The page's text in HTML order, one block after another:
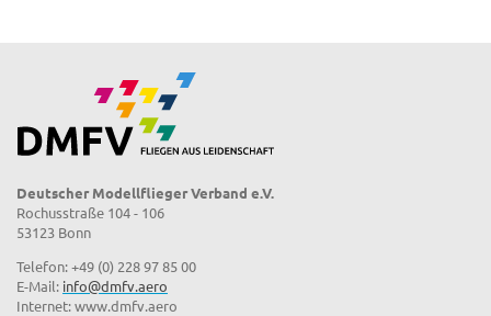
Deutscher Modellflieger Verband e.V.
Rochusstraße 104 - 106
53123 Bonn
Telefon: +49 (0) 228 97 85 00
E-Mail: info@dmfv.aero
Internet: www.dmfv.aero